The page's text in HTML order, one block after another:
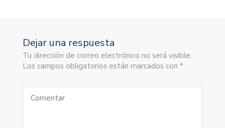
Dejar una respuesta
Tu dirección de correo electrónico no será visible.
Los campos obligatorios están marcados con *